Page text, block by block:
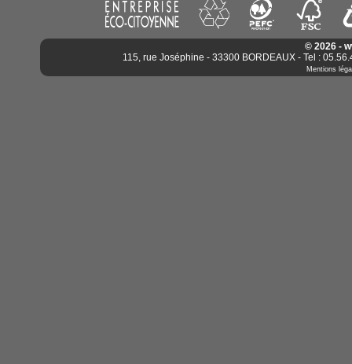
© 2026 -
115, rue Joséphine - 33300 BORDEAUX - Tel :
Mentions